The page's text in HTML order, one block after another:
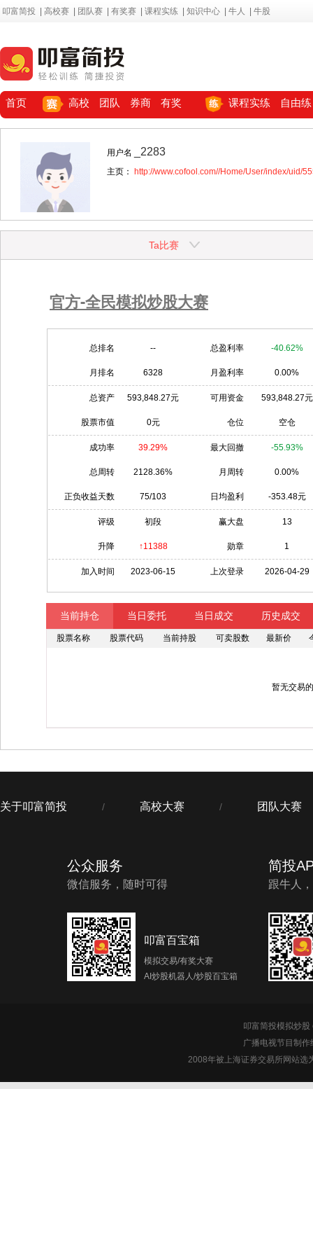
叩富简投 高校赛 团队赛 有奖赛 课程实练 知识中心 牛人 牛股
首页 高校 团队 券商 有奖 课程实练 自由练
用户名 _2283
主页： http://www.cofool.com//Home/User/index/uid/
Ta比赛
官方-全民模拟炒股大赛
总排名 -- 总盈利率 -40.62%
月排名 6328 月盈利率 0.00%
总资产 593,848.27元 可用资金 593,848.27元
股票市值 0元 仓位 空仓
成功率 39.29% 最大回撤 -55.93%
总周转 2128.36% 月周转 0.00%
正负收益天数 75/103 日均盈利 -353.48元
评级 初段 赢大盘 13
升降 ↑11388 勋章 1
加入时间 2023-06-15 上次登录 2026-04-29
当前持仓 当日委托 当日成交 历史成交
股票名称 股票代码 当前持股 可卖股数 最新价
暂无交易
关于叩富简投 / 高校大赛 / 团队大赛
公众服务
微信服务，随时可得
叩富百宝箱
模拟交易/有奖大赛
AI炒股机器人/炒股百宝箱
简投
跟牛人
叩富简投模拟炒
广播电视节目制
2008年被上海证券交易所网站选